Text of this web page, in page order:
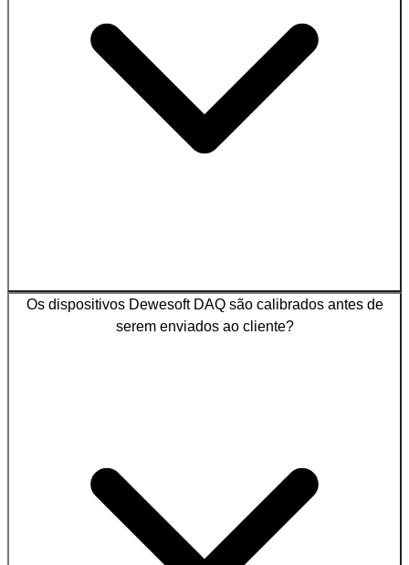
Os dispositivos Dewesoft DAQ são calibrados antes de
serem enviados ao cliente?